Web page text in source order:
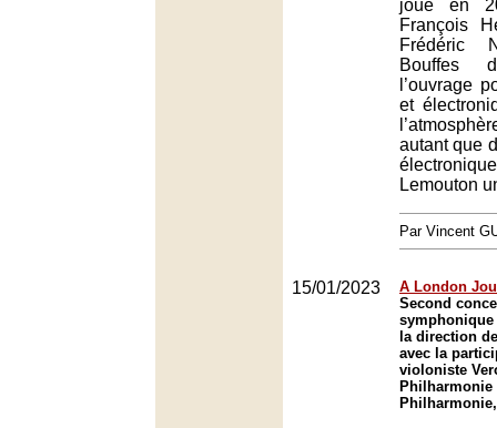
joué en
François
Frédéric
Bouffes
l’ouvrage
et
autant que
Lemouton
Par Vincent
15/01/2023
A London
Second
la direction
avec la
violoniste
Philharmonie